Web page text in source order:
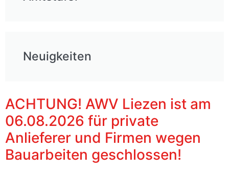
Neuigkeiten
ACHTUNG! AWV Liezen ist am
06.08.2026 für private
Anlieferer und Firmen wegen
Bauarbeiten geschlossen!